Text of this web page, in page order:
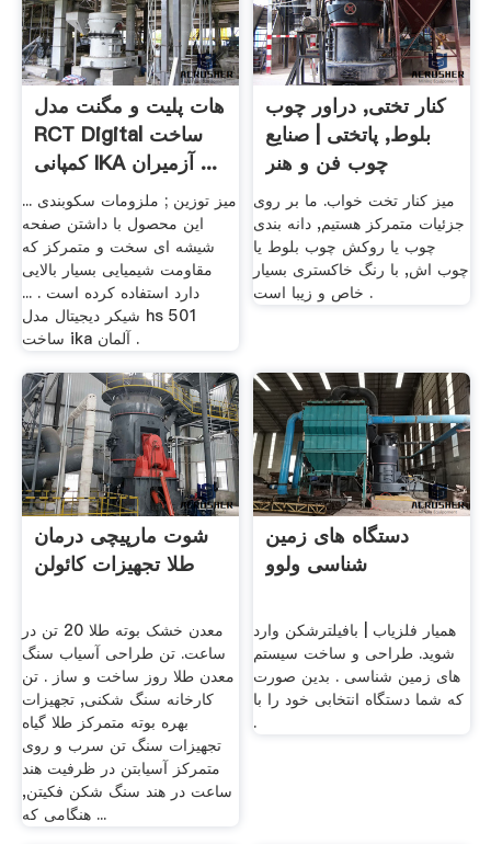
هات پلیت و مگنت مدل
RCT Digital ساخت
کمپانی IKA آزمیران ...
میز توزین ; ملزومات سکوبندی ...
این محصول با داشتن صفحه
شیشه ای سخت و متمرکز که
مقاومت شیمیایی بسیار بالایی
دارد استفاده کرده است . ...
شیکر دیجیتال مدل hs 501
ساخت ika آلمان .
کنار تختی, دراور چوب
بلوط, پاتختی | صنایع
چوب فن و هنر
میز کنار تخت خواب. ما بر روی
جزئیات متمرکز هستیم, دانه بندی
چوب یا روکش چوب بلوط یا
چوب اش, با رنگ خاکستری بسیار
خاص و زیبا است .
شوت مارپیچی درمان
طلا تجهیزات کائولن
معدن خشک بوته طلا 20 تن در
ساعت. تن طراحی آسیاب سنگ
معدن طلا روز ساخت و ساز . تن
کارخانه سنگ شکنی, تجهیزات
بهره بوته متمرکز طلا گیاه
تجهیزات سنگ تن سرب و روی
متمرکز آسیابتن در ظرفیت هند
ساعت در هند سنگ شکن فکیتن,
هنگامی که ...
دستگاه های زمین
شناسی ولوو
همیار فلزیاب | بافیلترشکن وارد
شوید. طراحی و ساخت سیستم
های زمین شناسی . بدین صورت
که شما دستگاه انتخابی خود را با
.